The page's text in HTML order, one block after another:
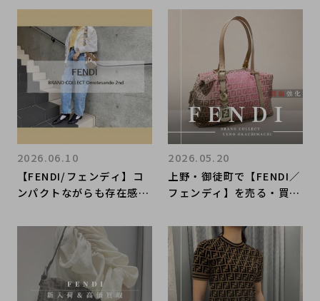
御徒町店｜Mamma Bagu
ette／マンマバケット入
荷｜Buy & Sell Luxury i
n Ueno Tokyo｜Tax-Fr
ee Available
ト渋谷店
【FENDI/フェンディ】コ
ンパクトながらも存在感抜
ダーバッグをご紹介！
2026.06.10
上野・御徒町で【FENDI／
フェンディ】を売る・買う
御徒町店｜Zucchino Bos
ton Bag／ズッキーノ ボ
ストンバッグ入荷｜Buy &
Sell Luxury in Ueno To
kyo｜Tax-Free Availab
2026.05.20